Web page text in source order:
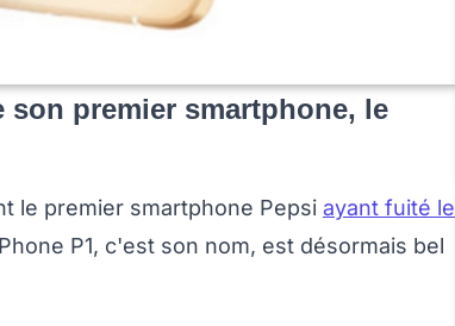
premier smartphone, le
le premier smartphone Pepsi ayant fuité le
P1, c'est son nom, est désormais bel